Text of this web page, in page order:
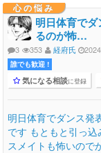
心の悩み
明日体育で
るのが怖…
3 353 経府氏
誰でも歓迎 !
気になる相談に登録
明日体育でダンス発
です もともと引っ
スメイトも怖いので